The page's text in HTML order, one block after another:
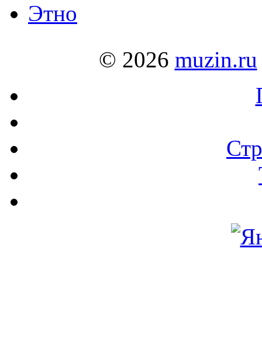
Этно
© 2026 muzin.ru